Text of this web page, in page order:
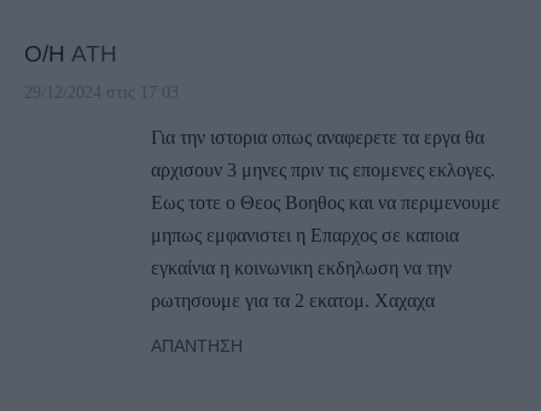
Ο/Η ATH
29/12/2024 στις 17:03
Για την ιστορια οπως αναφερετε τα εργα θα
αρχισουν 3 μηνες πριν τις επομενες εκλογες.
Εως τοτε ο Θεος Βοηθος και να περιμενουμε
μηπως εμφανιστει η Επαρχος σε καποια
εγκαίνια η κοινωνικη εκδηλωση να την
ρωτησουμε για τα 2 εκατομ. Χαχαχα
ΑΠΆΝΤΗΣΗ